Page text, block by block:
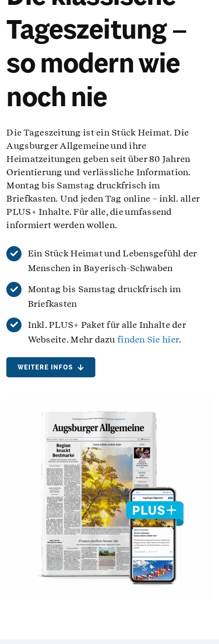
Unternehmens-Paket
Mein Konto
Suche
Tageszeitung –
so modern wie
noch nie
Die Tageszeitung ist ein Stück Heimat. Die
Augsburger Allgemeine und ihre
Heimatzeitungen geben seit über 80 Jahren
Orientierung und verlässliche Information.
Montag bis Samstag druckfrisch im
Briefkasten. Und jeden Tag online – inkl. aller
PLUS+ Inhalte. Für alle, die umfassend
informiert werden wollen.
Ein Stück Heimat und Lebensgefühl der
Menschen in Bayerisch-Schwaben
Montag bis Samstag druckfrisch im
Briefkasten
Inkl. PLUS+ Paket für alle Inhalte der
Webseite. Mehr dazufinden Sie hier.
WEITERE INFOS